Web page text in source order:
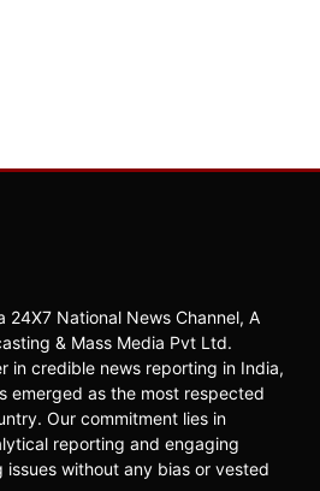
24X7 National News Channel, A
& Mass Media Pvt Ltd.
in credible news reporting in India,
emerged as the most respected
Our commitment lies in
reporting and engaging
issues without any bias or vested